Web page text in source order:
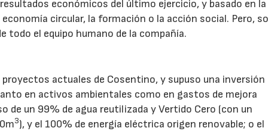
económicos del último ejercicio, y basado en la
circular, la formación o la acción social. Pero,
el equipo humano de la compañía.
actuales de Cosentino, y supuso una
en activos ambientales como en gastos de mejora
de un 99% de agua reutilizada y Vertido Cero (con un
3), y el 100% de energía eléctrica origen renovable; o el